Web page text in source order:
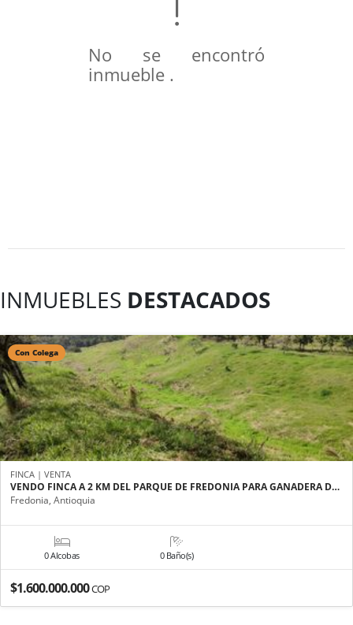
No se encontró
inmueble .
INMUEBLES DESTACADOS
Con Colega
FINCA | VENTA
VENDO FINCA A 2 KM DEL PARQUE DE FREDONIA PARA GANADERA D…
Fredonia, Antioquia
0 Alcobas 0 Baño(s)
$1.600.000.000COP